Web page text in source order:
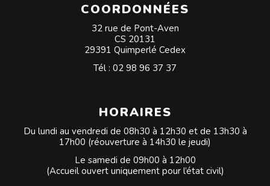
COORDONNÉES
32 rue de Pont-Aven
CS 20131
29391 Quimperlé Cedex
Tél : 02 98 96 37 37
HORAIRES
Du lundi au vendredi de 08h30 à 12h30 et de 13h30 à
17h00 (réouverture à 14h30 le jeudi)
Le samedi de 09h00 à 12h00
(Accueil ouvert uniquement pour l’état civil)